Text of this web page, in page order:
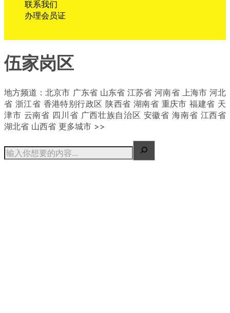
联系我们
办理会员证
伍家岗区
地方频道：北京市 广东省 山东省 江苏省 河南省 上海市 河北
省 浙江省 香港特别行政区 陕西省 湖南省 重庆市 福建省 天
津市 云南省 四川省 广西壮族自治区 安徽省 海南省 江西省
湖北省 山西省 更多城市 >>